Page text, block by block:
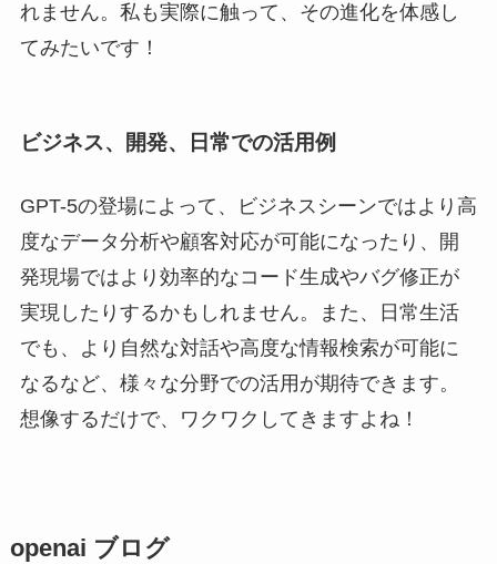
れません。私も実際に触って、その進化を体感し
てみたいです！
ビジネス、開発、日常での活用例
GPT-5の登場によって、ビジネスシーンではより高
度なデータ分析や顧客対応が可能になったり、開
発現場ではより効率的なコード生成やバグ修正が
実現したりするかもしれません。また、日常生活
でも、より自然な対話や高度な情報検索が可能に
なるなど、様々な分野での活用が期待できます。
想像するだけで、ワクワクしてきますよね！
openai ブログ